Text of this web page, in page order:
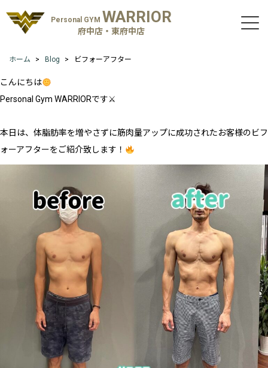
Personal GYM WARRIOR
府中店・東府中店
ホーム Blog ビフォーアフター
こんにちは
Personal Gym WARRIORです⚔
本日は、体脂肪率を増やさずに筋肉量アップに成功されたお客様のビフ
ォーアフターをご紹介致します！